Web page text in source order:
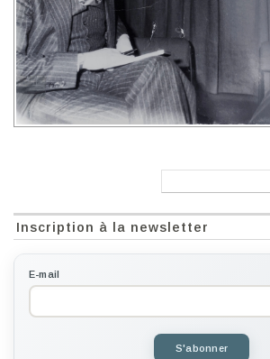
Recherche:
Inscription à la newsletter
E-mail
S'abonner